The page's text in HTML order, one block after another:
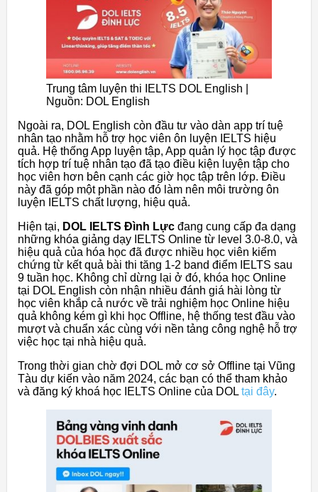
Trung tâm luyện thi IELTS DOL English |
Nguồn: DOL English
Ngoài ra, DOL English còn đầu tư vào dàn app trí tuệ
nhân tạo nhằm hỗ trợ học viên ôn luyện IELTS hiệu
quả. Hệ thống App luyện tập, App quản lý học tập được
tích hợp trí tuệ nhân tạo đã tạo điều kiện luyện tập cho
học viên hơn bên cạnh các giờ học tập trên lớp. Điều
này đã góp một phần nào đó làm nên môi trường ôn
luyện IELTS chất lượng, hiệu quả.
Hiện tại, DOL IELTS Đình Lực đang cung cấp đa dạng
những khóa giảng dạy IELTS Online từ level 3.0-8.0, và
hiệu quả của hóa học đã được nhiều học viên kiểm
chứng từ kết quả bài thi tăng 1-2 band điểm IELTS sau
9 tuần học. Không chỉ dừng lại ở đó, khóa học Online
tại DOL English còn nhận nhiều đánh giá hài lòng từ
học viên khắp cả nước về trải nghiệm học Online hiệu
quả không kém gì khi học Offline, hệ thống test đầu vào
mượt và chuẩn xác cùng với nền tảng công nghệ hỗ trợ
việc học tại nhà hiệu quả.
Trong thời gian chờ đợi DOL mở cơ sở Offline tại Vũng
Tàu dự kiến vào năm 2024, các bạn có thể tham khảo
và đăng ký khoá học IELTS Online của DOL tại đây.